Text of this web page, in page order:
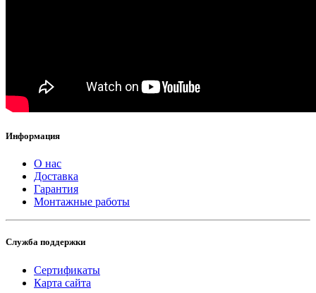
Информация
О нас
Доставка
Гарантия
Монтажные работы
Служба поддержки
Сертификаты
Карта сайта